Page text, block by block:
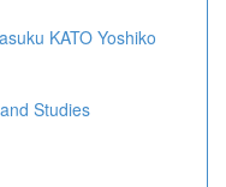
KATO Yoshiko
Studies